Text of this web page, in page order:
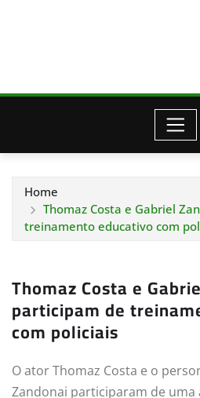
Home
Thomaz Costa e Gabriel
treinamento educativo com
Thomaz Costa e
participam de
com policiais
O ator Thomaz Costa e o
Zandonai participaram de uma